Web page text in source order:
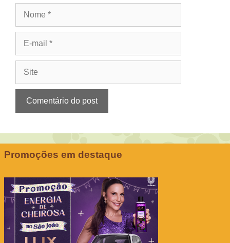
Promoções em destaque